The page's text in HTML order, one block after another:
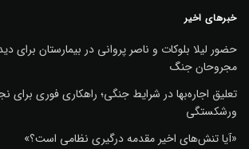
خبرهای اخیر
حضور لیلا بلوکات و ناصر پروانی در بیمارستان برای
مجروحان جنگ
تعلیق اجاره‌بها در شرایط جنگی؛ راهکاری فوری برای
ورشکستگی
«آیا تنش‌های اخیر مقدمه درگیری نظامی است؟»